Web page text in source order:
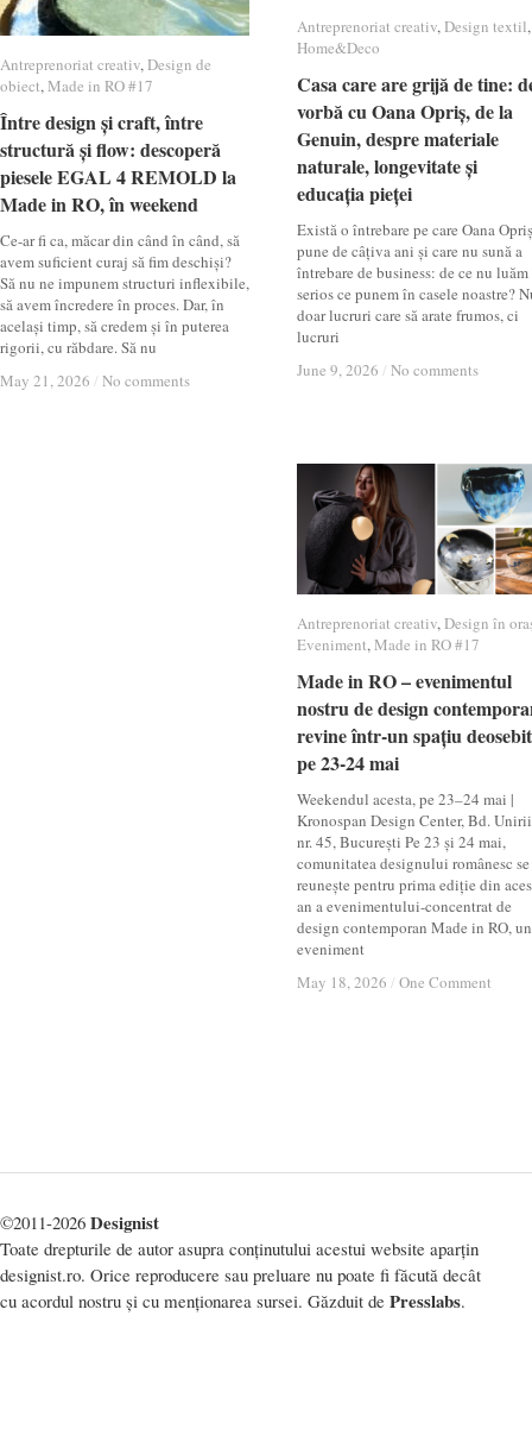
Antreprenoriat creativ,Design textil,
Home&Deco
Casa care are grijă de tine:
vorbă cu Oana Opriș, de la
Genuin, despre materiale
naturale, longevitate și
educația pieței
Există o întrebare pe care Oana
pune de câțiva ani și care nu sună a
întrebare de business: de ce nu
serios ce punem în casele noastre?
doar lucruri care să arate frumos, ci
lucruri
June 9, 2026 / No comments
Antreprenoriat creativ Design textil
Home&Deco
Casa care are grijă de tine:
vorbă cu Oana Opriș, de la
Genuin, despre materiale
naturale, longevitate și
educația pieței
June 9, 2026 / No comments
Antreprenoriat creativ,Design de
obiect,Made in RO #17
Între design și craft, între
structură și flow: descoperă
piesele EGAL 4 REMOLD la
Made in RO, în weekend
Ce-ar fi ca, măcar din când în când, să
avem suficient curaj să fim deschiși?
Să nu ne impunem structuri inflexibile,
să avem încredere în proces. Dar, în
același timp, să credem și în puterea
rigorii, cu răbdare. Să nu
May 21, 2026 / No comments
Antreprenoriat creativ Design de
obiect Made in RO #17
Între design și craft, între
structură și flow: descoperă
piesele EGAL 4 REMOLD la
Made in RO, în weekend
May 21, 2026 / No comments
Antreprenoriat creativ,Design în
Eveniment,Made in RO #17
Made in RO – evenimentul
nostru de design
revine într-un spațiu
pe 23-24 mai
Weekendul acesta, pe 23–24 mai |
Kronospan Design Center, Bd. Unirii
nr. 45, București Pe 23 și 24 mai,
comunitatea designului românesc se
reunește pentru prima ediție din
an a evenimentului-concentrat de
design contemporan Made in RO, un
eveniment
May 18, 2026 / One Comment
Antreprenoriat creativ Design în
Eveniment Made in RO #17
Made in RO – evenimentul
nostru de design
revine într-un spațiu
pe 23-24 mai
May 18, 2026 / One Comment
©2011-2026 Designist
Toate drepturile de autor asupra conținutului acestui website aparțin
designist.ro. Orice reproducere sau preluare nu poate fi făcută decât
cu acordul nostru și cu menționarea sursei. Găzduit de Presslabs.